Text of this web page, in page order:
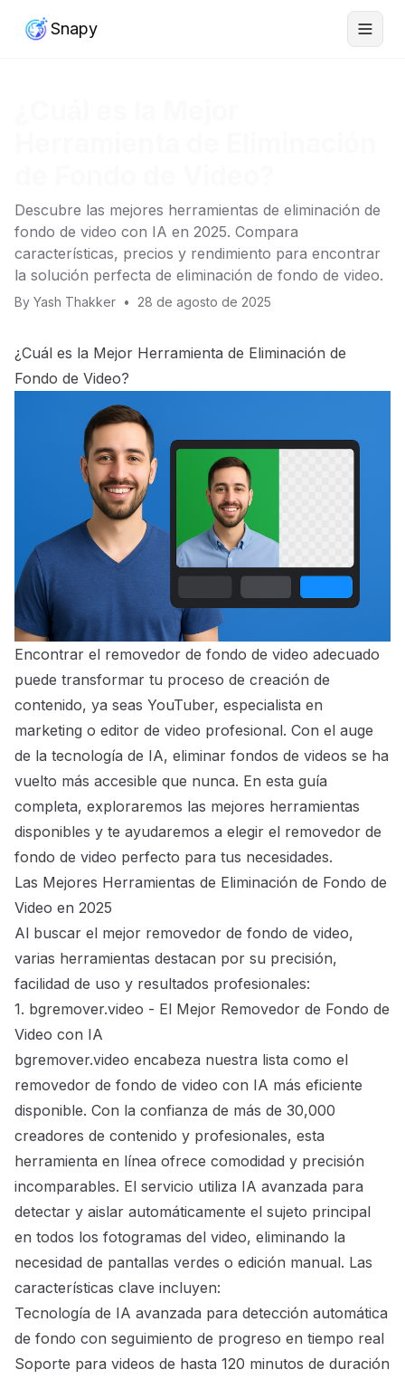
Snapy
Descubre las mejores herramientas de eliminación de
fondo de video con IA en 2025. Compara
características, precios y rendimiento para encontrar
la solución perfecta de eliminación de fondo de video.
By Yash Thakker • 28 de agosto de 2025
¿Cuál es la Mejor Herramienta de Eliminación de
Fondo de Video?
Encontrar el removedor de fondo de video adecuado
puede transformar tu proceso de creación de
contenido, ya seas YouTuber, especialista en
marketing o editor de video profesional. Con el auge
de la tecnología de IA, eliminar fondos de videos se ha
vuelto más accesible que nunca. En esta guía
completa, exploraremos las mejores herramientas
disponibles y te ayudaremos a elegir el removedor de
fondo de video perfecto para tus necesidades.
Las Mejores Herramientas de Eliminación de Fondo de
Video en 2025
Al buscar el mejor removedor de fondo de video,
varias herramientas destacan por su precisión,
facilidad de uso y resultados profesionales:
1. bgremover.video - El Mejor Removedor de Fondo de
Video con IA
bgremover.video encabeza nuestra lista como el
removedor de fondo de video con IA más eficiente
disponible. Con la confianza de más de 30,000
creadores de contenido y profesionales, esta
herramienta en línea ofrece comodidad y precisión
incomparables. El servicio utiliza IA avanzada para
detectar y aislar automáticamente el sujeto principal
en todos los fotogramas del video, eliminando la
necesidad de pantallas verdes o edición manual. Las
características clave incluyen:
Tecnología de IA avanzada para detección automática
de fondo con seguimiento de progreso en tiempo real
Soporte para videos de hasta 120 minutos de duración